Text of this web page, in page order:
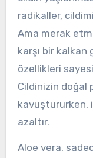
radikaller,
Ama merak
karşı bir kalkan
özellikleri
Cildinizin doğal
kavuştururken,
azaltır.
Aloe vera,